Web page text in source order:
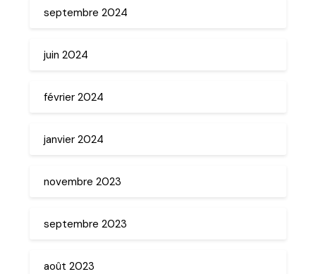
septembre 2024
juin 2024
février 2024
janvier 2024
novembre 2023
septembre 2023
août 2023